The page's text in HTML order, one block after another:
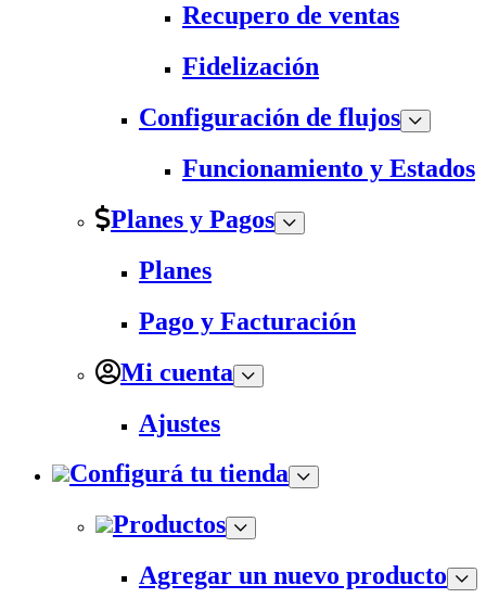
Recupero de ventas
Fidelización
Configuración de flujos
Funcionamiento y Estados
Planes y Pagos
Planes
Pago y Facturación
Mi cuenta
Ajustes
Configurá tu tienda
Productos
Agregar un nuevo producto